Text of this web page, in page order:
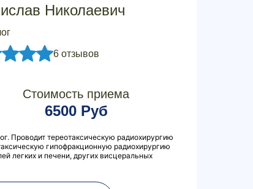
Николаевич
6 отзывов
Стоимость приема
6500 Руб
Проводит тереотаксическую радиохирургию
гипофракционную радиохирургию
легких и печени, других висцеральных